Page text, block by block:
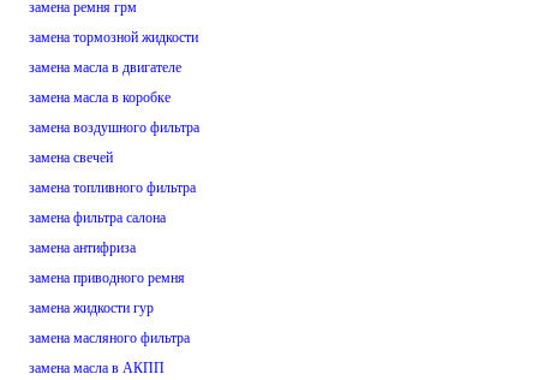
замена ремня грм
замена тормозной жидкости
замена масла в двигателе
замена масла в коробке
замена воздушного фильтра
замена свечей
замена топливного фильтра
замена фильтра салона
замена антифриза
замена приводного ремня
замена жидкости гур
замена масляного фильтра
замена масла в АКПП